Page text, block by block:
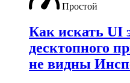
Простой
Как искать UI
десктопного
не видны